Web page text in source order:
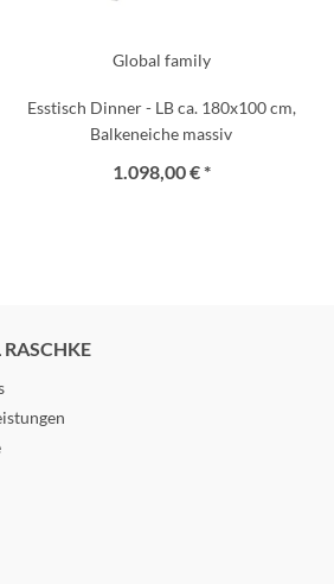
Global family
Esstisch Dinner - LB ca. 180x100 cm,
Balkeneiche massiv
1.098,00 € *